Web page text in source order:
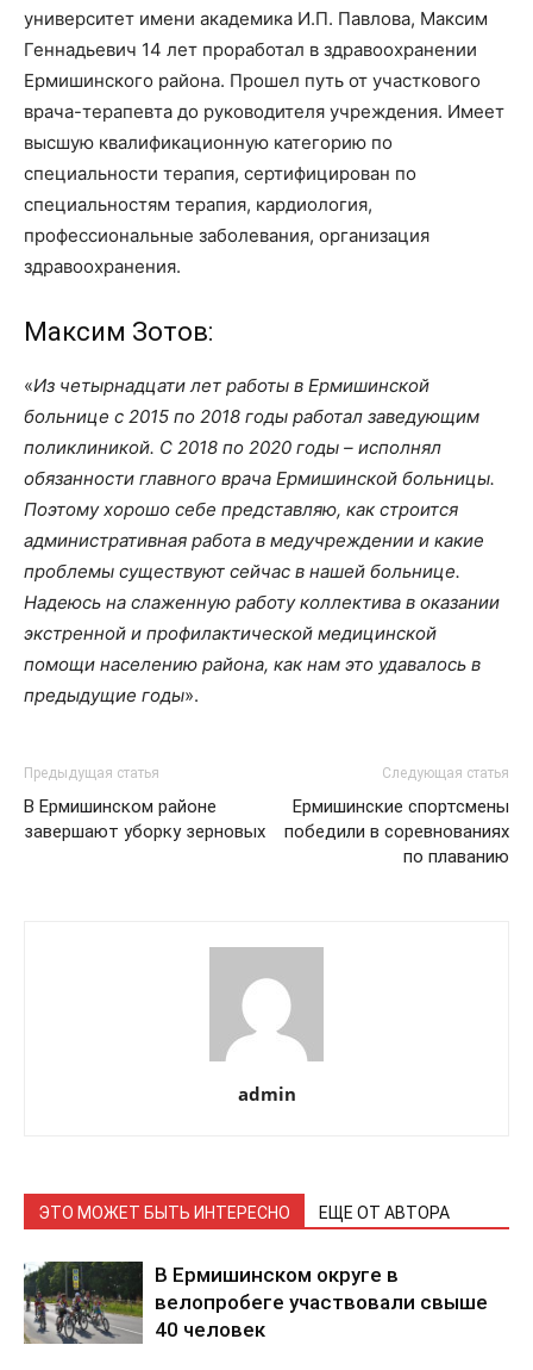
университет имени академика И.П. Павлова, Максим
Геннадьевич 14 лет проработал в здравоохранении
Ермишинского района. Прошел путь от участкового
врача-терапевта до руководителя учреждения. Имеет
высшую квалификационную категорию по
специальности терапия, сертифицирован по
специальностям терапия, кардиология,
профессиональные заболевания, организация
здравоохранения.
Максим Зотов:
«Из четырнадцати лет работы в Ермишинской
больнице с 2015 по 2018 годы работал заведующим
поликлиникой. С 2018 по 2020 годы – исполнял
обязанности главного врача Ермишинской больницы.
Поэтому хорошо себе представляю, как строится
административная работа в медучреждении и какие
проблемы существуют сейчас в нашей больнице.
Надеюсь на слаженную работу коллектива в оказании
экстренной и профилактической медицинской
помощи населению района, как нам это удавалось в
предыдущие годы».
Предыдущая статья
В Ермишинском районе
завершают уборку зерновых
Следующая статья
Ермишинские спортсмены
победили в соревнованиях
по плаванию
admin
ЭТО МОЖЕТ БЫТЬ ИНТЕРЕСНО ЕЩЕ ОТ АВТОРА
В Ермишинском округе в
велопробеге участвовали свыше
40 человек